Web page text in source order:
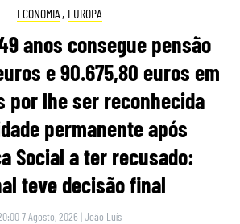
ECONOMIA , EUROPA
anos consegue pensão
e 90.675,80 euros em
por lhe ser reconhecida
permanente após
Social a ter recusado:
teve decisão final
7 Agosto, 2026 |João Luís